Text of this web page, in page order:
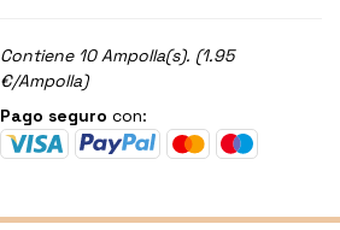
Contiene 10 Ampolla(s). (1.95
€/Ampolla)
Pago seguro con: